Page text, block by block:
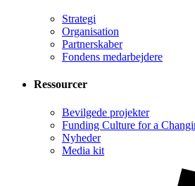
Strategi
Organisation
Partnerskaber
Fondens medarbejdere
Ressourcer
Bevilgede projekter
Funding Culture for a
Nyheder
Media kit